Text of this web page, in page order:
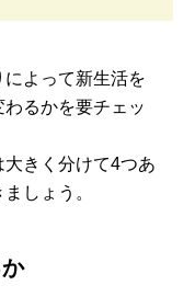
よって新生活を
るかを要チェッ
きく分けて4つあ
しょう。